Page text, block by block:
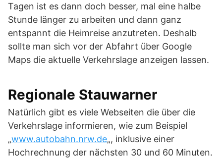
Tagen ist es dann doch besser, mal eine halbe
Stunde länger zu arbeiten und dann ganz
entspannt die Heimreise anzutreten. Deshalb
sollte man sich vor der Abfahrt über Google
Maps die aktuelle Verkehrslage anzeigen lassen.
Regionale Stauwarner
Natürlich gibt es viele Webseiten die über die
Verkehrslage informieren, wie zum Beispiel
„www.autobahn.nrw.de„, inklusive einer
Hochrechnung der nächsten 30 und 60 Minuten.